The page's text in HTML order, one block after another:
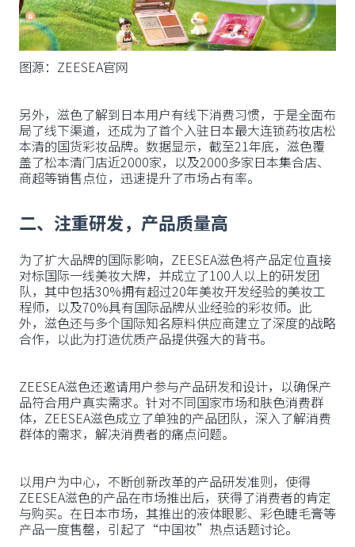
图源：ZEESEA官网
另外，滋色了解到日本用户有线下消费习惯，于是全面布
局了线下渠道，还成为了首个入驻日本最大连锁药妆店松
本清的国货彩妆品牌。数据显示，截至21年底，滋色覆
盖了松本清门店近2000家，以及2000多家日本集合店、
商超等销售点位，迅速提升了市场占有率。
二、注重研发，产品质量高
为了扩大品牌的国际影响，ZEESEA滋色将产品定位直接
对标国际一线美妆大牌，并成立了100人以上的研发团
队，其中包括30%拥有超过20年美妆开发经验的美妆工
程师，以及70%具有国际品牌从业经验的彩妆师。此
外，滋色还与多个国际知名原料供应商建立了深度的战略
合作，以此为打造优质产品提供强大的背书。
ZEESEA滋色还邀请用户参与产品研发和设计，以确保产
品符合用户真实需求。针对不同国家市场和肤色消费群
体，ZEESEA滋色成立了单独的产品团队，深入了解消费
群体的需求，解决消费者的痛点问题。
以用户为中心，不断创新改革的产品研发准则，使得
ZEESEA滋色的产品在市场推出后，获得了消费者的肯定
与购买。在日本市场，其推出的液体眼影、彩色睫毛膏等
产品一度售罄，引起了“中国妆”热点话题讨论。